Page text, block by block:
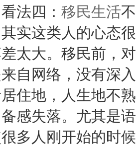
四： 移民生活
这类人的心态很
太大。移民前，
自网络，没有深
住地，人生地不
感失落。尤其是
多人刚开始的时